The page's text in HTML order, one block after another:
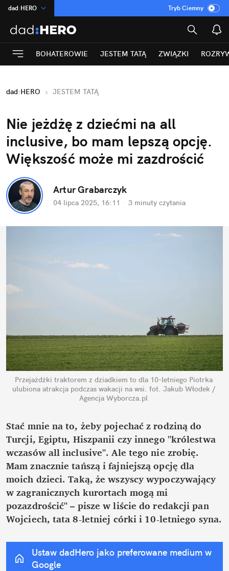
dad:HERO
:Temat
INN:Poland
ASZ:dziennik
Rozrywka
Tryb Ciemny
BOHATEROWIE JESTEM TATĄ ZWIĄZKI
dad:HERO JESTEM TATĄ
Nie jeżdżę z dziećmi na all
inclusive, bo mam lepszą opcję.
Większość może mi zazdrościć
Artur Grabarczyk
04 lipca 2025, 16:11 · 3 minuty czytania
Przejażdżki traktorem z dziadkiem to dla 10-letniego Piotrka
ulubiona atrakcja podczas wakacji na wsi. fot. Jakub Włodek /
Agencja Wyborcza.pl
Stać mnie na to, żeby pojechać z rodziną do
Turcji, Egiptu, Hiszpanii czy innego "królestwa
wczasów all inclusive". Ale tego nie zrobię.
Mam znacznie tańszą i fajniejszą opcję dla
moich dzieci. Taką, że wszyscy wypoczywający
w zagranicznych kurortach mogą mi
pozazdrościć" – pisze w liście do redakcji pan
Wojciech, tata 8-letniej córki i 10-letniego syna.
Ustaw dadHero jako preferowane medium w
Google